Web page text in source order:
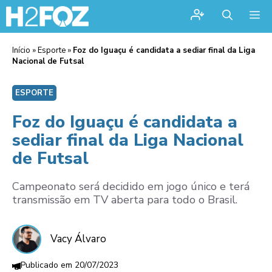
Início »Esporte » Foz do Iguaçu é candidata a sediar final da Liga
Nacional de Futsal
ESPORTE
Foz do Iguaçu é candidata a
sediar final da Liga Nacional
de Futsal
Campeonato será decidido em jogo único e terá
transmissão em TV aberta para todo o Brasil.
Vacy Álvaro
20/07/2023